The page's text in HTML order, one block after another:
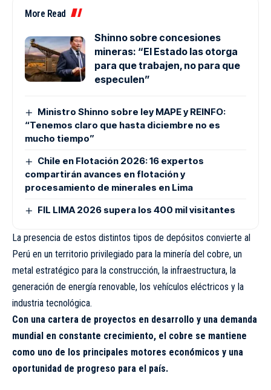
More Read
Shinno sobre concesiones
mineras: “El Estado las otorga
para que trabajen, no para que
especulen”
Ministro Shinno sobre ley MAPE y REINFO:
“Tenemos claro que hasta diciembre no es
mucho tiempo”
Chile en Flotación 2026: 16 expertos
compartirán avances en flotación y
procesamiento de minerales en Lima
FIL LIMA 2026 supera los 400 mil visitantes
La presencia de estos distintos tipos de depósitos convierte al
Perú en un territorio privilegiado para la minería del cobre, un
metal estratégico para la construcción, la infraestructura, la
generación de energía renovable, los vehículos eléctricos y la
industria tecnológica.
Con una cartera de proyectos en desarrollo y una demanda
mundial en constante crecimiento, el cobre se mantiene
como uno de los principales motores económicos y una
oportunidad de progreso para el país.